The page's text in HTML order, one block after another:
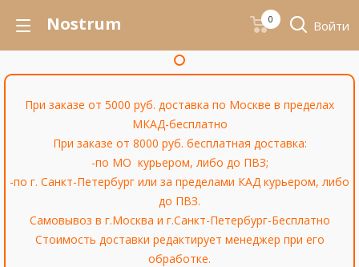
Nostrum 0 Войти
При заказе от 5000 руб. доставка по Москве в пределах
МКАД-бесплатно
При заказе от 8000 руб. бесплатная доставка:
-по МО курьером, либо до ПВЗ;
-по г. Санкт-Петербург или за пределами КАД курьером, либо
до ПВЗ.
Самовывоз в г.Москва и г.Санкт-Петербург-Бесплатно
Стоимость доставки редактирует менеджер при его
обработке.